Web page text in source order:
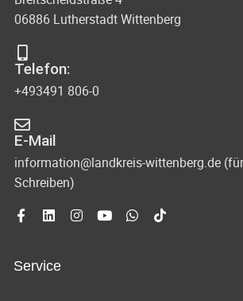
06886 Lutherstadt Wittenberg
Telefon:
+493491 806-0
E-Mail
information@landkreis-wittenberg.de
Schreiben)
Service